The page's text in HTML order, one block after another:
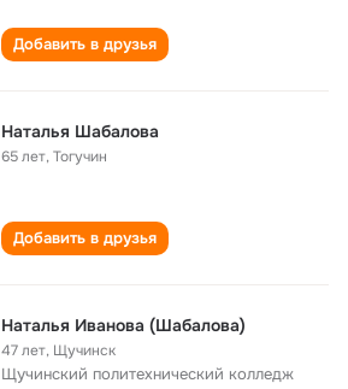
Добавить в друзья
Наталья Шабалова
65 лет,Тогучин
Добавить в друзья
Наталья Иванова (Шабалова)
47 лет, Щучинск
Щучинский политехнический колледж